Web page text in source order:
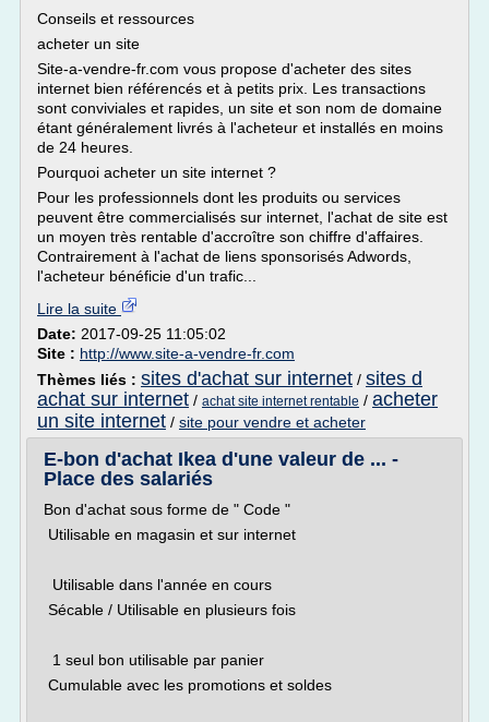
Conseils et ressources
acheter un site
Site-a-vendre-fr.com vous propose d'acheter des sites
internet bien référencés et à petits prix. Les transactions
sont conviviales et rapides, un site et son nom de domaine
étant généralement livrés à l'acheteur et installés en moins
de 24 heures.
Pourquoi acheter un site internet ?
Pour les professionnels dont les produits ou services
peuvent être commercialisés sur internet, l'achat de site est
un moyen très rentable d'accroître son chiffre d'affaires.
Contrairement à l'achat de liens sponsorisés Adwords,
l'acheteur bénéficie d'un trafic...
Lire la suite
Date: 2017-09-25 11:05:02
Site : http://www.site-a-vendre-fr.com
Thèmes liés : sites d'achat sur internet / sites d
achat sur internet / achat site internet rentable / acheter
un site internet / site pour vendre et acheter
E-bon d'achat Ikea d'une valeur de ... -
Place des salariés
Bon d'achat sous forme de " Code "
Utilisable en magasin et sur internet
Utilisable dans l'année en cours
Sécable / Utilisable en plusieurs fois
1 seul bon utilisable par panier
Cumulable avec les promotions et soldes